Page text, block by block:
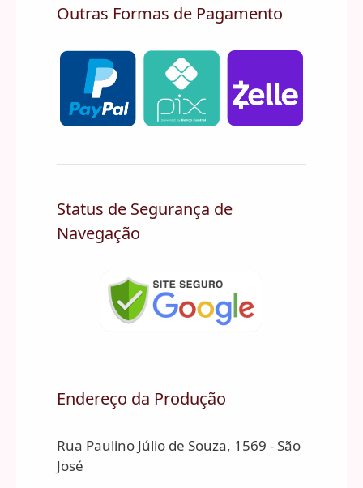
Outras Formas de Pagamento
Status de Segurança de
Navegação
Endereço da Produção
Rua Paulino Júlio de Souza, 1569 - São
José